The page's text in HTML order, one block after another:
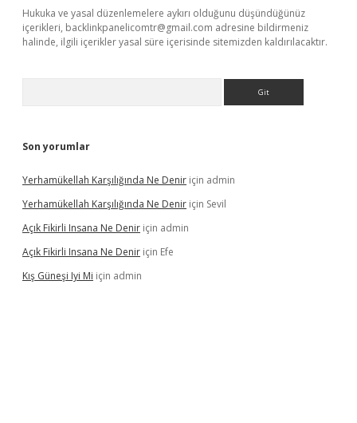
Hukuka ve yasal düzenlemelere aykırı olduğunu düşündüğünüz
içerikleri, backlinkpanelicomtr@gmail.com adresine bildirmeniz
halinde, ilgili içerikler yasal süre içerisinde sitemizden kaldırılacaktır.
Son yorumlar
Yerhamükellah Karşılığında Ne Denir için admin
Yerhamükellah Karşılığında Ne Denir için Sevil
Açık Fikirli Insana Ne Denir için admin
Açık Fikirli Insana Ne Denir için Efe
Kış Güneşi Iyi Mi için admin